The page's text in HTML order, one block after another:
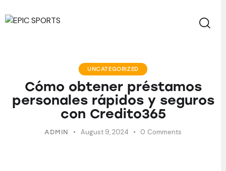
UNCATEGORIZED
Cómo obtener préstamos
personales rápidos y seguros
con Credito365
ADMIN August 9, 2024 0 Comments